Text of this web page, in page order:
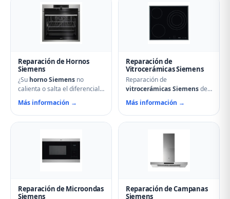
Frost, fugas de gas
refrigerante y problemas de
descarche. Servicio urgente
para evitar pérdida de
alimentos.
averiados y fallos en el
secado. Mantenimiento
preventivo y limpieza de
filtros incluido en la visita.
Reparación de Hornos
Siemens
¿Su horno Siemens no
calienta o salta el diferencial?
Nuestro servicio técnico en
Astudillo repara resistencias,
ventiladores, termostatos,
en hornos multifunción,
pirolíticos y de vapor
Siemens.
Más información →
Reparación de
Vitrocerámicas Siemens
Reparación de
vitrocerámicas Siemensde
inducción y de cocción en
Astudillo. Solucionamos
fuegos que no encienden,
no responden, fallos en
módulos de inducción y
problemas de regulación de
temperatura.
Más información →
Reparación de Microondas
Siemens
Reparación de Campanas
Siemens